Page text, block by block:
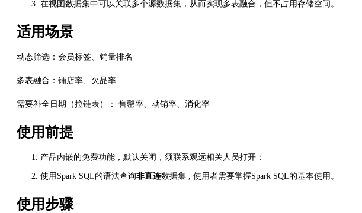
在视图数据集中可以关联多个源数据集，从而实现多表融合，但不占用存储空间。
适用场景
动态筛选：会员标签、销量排名
多表融合：铺店率、欠品率
需要补全日期（拉链表）： 售罄率、动销率、消化率
使用前提
产品内嵌的免费功能，默认关闭，须联系观远相关人员打开；
使用Spark SQL的语法查询非直连数据集 , 使用者需要掌握Spark SQL的基本使用。
使用步骤